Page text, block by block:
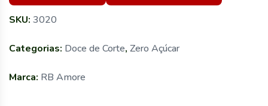
SKU: 3020
Categorias: Doce de Corte, Zero Açúcar
Marca: RB Amore